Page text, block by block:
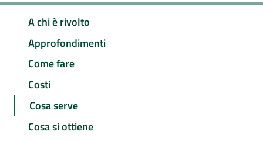
A chi è rivolto
Approfondimenti
Come fare
Costi
Cosa serve
Cosa si ottiene